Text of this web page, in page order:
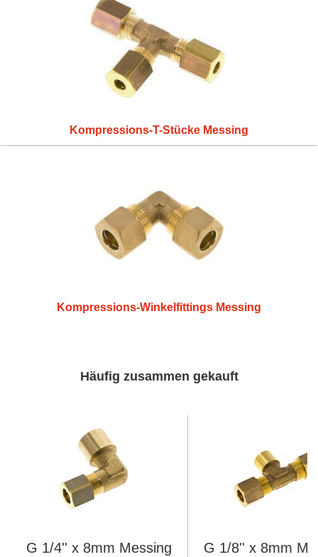
Kompressions-T-Stücke Messing
Kompressions-Winkelfittings Messing
Häufig zusammen gekauft
G 1/4'' x 8mm Messing
G 1/8'' x 8mm